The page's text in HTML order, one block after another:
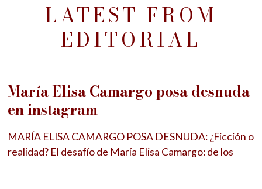
LATEST FROM
EDITORIAL
María Elisa Camargo posa desnuda
en instagram
MARÍA ELISA CAMARGO POSA DESNUDA: ¿Ficción o
realidad? El desafío de María Elisa Camargo: de los